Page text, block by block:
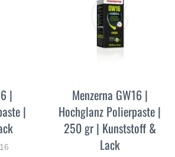
|
|
Menzerna GW16 |
Hochglanz Polierpaste |
250 gr | Kunststoff &
Lack